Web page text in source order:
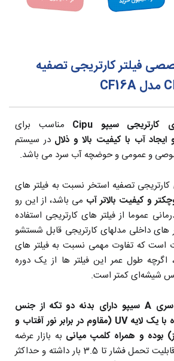
فیلتر کارتریجی تصفیه
کارتریجی سیپو Cipu
مناسب برای
ایجاد آب با کیفیت بالا و ذلالدر سیستم
و عمومی و حوضچه آب سرد می باشد.
کارتریجی تصفیه استخر نسبت به فیلتر های
و کیفیت بالاتر آب می باشد، از این رو
عموما از فیلتر های کارتریجی استفاده
داخلی مدلهای کارتریجی قابل شستشو
است که تفاوت مهمی نسبت به فیلتر های
طول عمر این فیلتر ها از یک دوره
شیشه‌ای کمتر است.
فیلتر های کارتریجی سری A سیپو دارای بدنه دو تکه از جنس
پلاستیک فشرده همراه با یک لایه UV (مقاوم در برابر نور آفتاب و
بوده و همراه کلمپ میانی به بازار عرضه
میشوند. این فیلتر ها قابلیت تحمل فشار تا 3.5 بار داشته و حداکثر